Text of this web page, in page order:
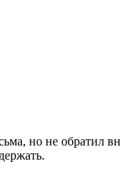
но не обратил